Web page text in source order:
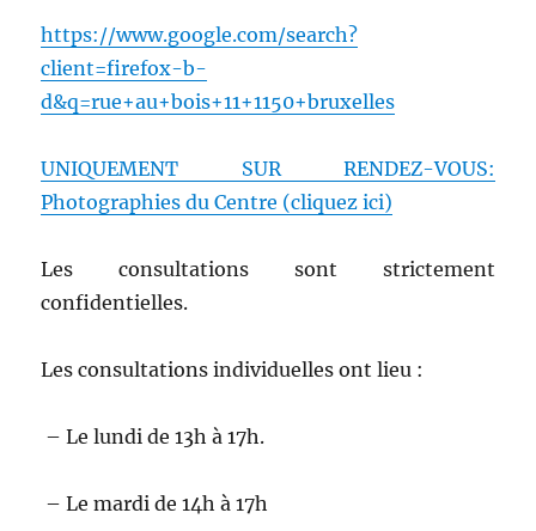
https://www.google.com/search?
client=firefox-b-
d&q=rue+au+bois+11+1150+bruxelles
UNIQUEMENT SUR RENDEZ-VOUS:
Photographies du Centre (cliquez ici)
Les consultations sont strictement
confidentielles.
Les consultations individuelles ont lieu :
– Le lundi de 13h à 17h.
– Le mardi de 14h à 17h